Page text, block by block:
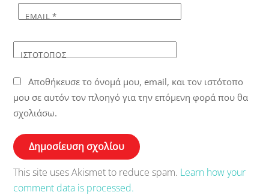
EMAIL *
ΙΣΤΌΤΟΠΟΣ
Αποθήκευσε το όνομά μου, email, και τον ιστότοπο
μου σε αυτόν τον πλοηγό για την επόμενη φορά που θα
σχολιάσω.
This site uses Akismet to reduce spam. Learn how your
comment data is processed.